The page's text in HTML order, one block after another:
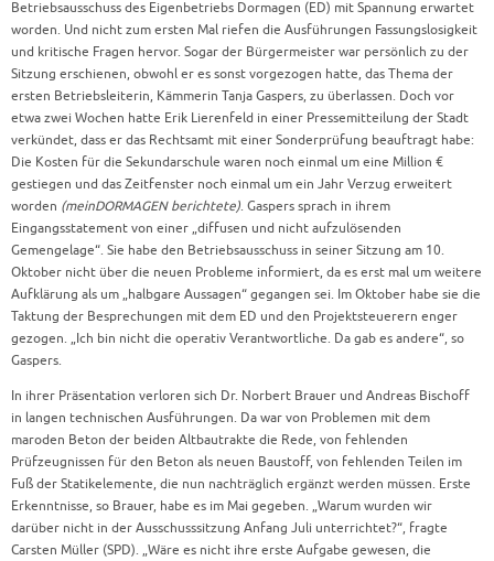
Betriebsausschuss des Eigenbetriebs Dormagen (ED) mit Spannung erwartet
worden. Und nicht zum ersten Mal riefen die Ausführungen Fassungslosigkeit
und kritische Fragen hervor. Sogar der Bürgermeister war persönlich zu der
Sitzung erschienen, obwohl er es sonst vorgezogen hatte, das Thema der
ersten Betriebsleiterin, Kämmerin Tanja Gaspers, zu überlassen. Doch vor
etwa zwei Wochen hatte Erik Lierenfeld in einer Pressemitteilung der Stadt
verkündet, dass er das Rechtsamt mit einer Sonderprüfung beauftragt habe:
Die Kosten für die Sekundarschule waren noch einmal um eine Million €
gestiegen und das Zeitfenster noch einmal um ein Jahr Verzug erweitert
worden (meinDORMAGEN berichtete). Gaspers sprach in ihrem
Eingangsstatement von einer „diffusen und nicht aufzulösenden
Gemengelage“. Sie habe den Betriebsausschuss in seiner Sitzung am 10.
Oktober nicht über die neuen Probleme informiert, da es erst mal um weitere
Aufklärung als um „halbgare Aussagen“ gegangen sei. Im Oktober habe sie die
Taktung der Besprechungen mit dem ED und den Projektsteuerern enger
gezogen. „Ich bin nicht die operativ Verantwortliche. Da gab es andere“, so
Gaspers.
In ihrer Präsentation verloren sich Dr. Norbert Brauer und Andreas Bischoff
in langen technischen Ausführungen. Da war von Problemen mit dem
maroden Beton der beiden Altbautrakte die Rede, von fehlenden
Prüfzeugnissen für den Beton als neuen Baustoff, von fehlenden Teilen im
Fuß der Statikelemente, die nun nachträglich ergänzt werden müssen. Erste
Erkenntnisse, so Brauer, habe es im Mai gegeben. „Warum wurden wir
darüber nicht in der Ausschusssitzung Anfang Juli unterrichtet?“, fragte
Carsten Müller (SPD). „Wäre es nicht ihre erste Aufgabe gewesen, die